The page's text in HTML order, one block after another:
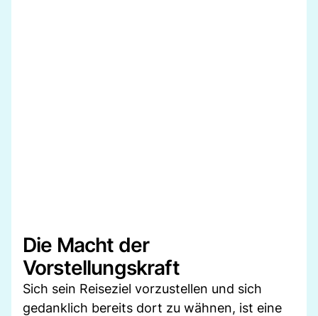
Die Macht der
Vorstellungskraft
Sich sein Reiseziel vorzustellen und sich
gedanklich bereits dort zu wähnen, ist eine